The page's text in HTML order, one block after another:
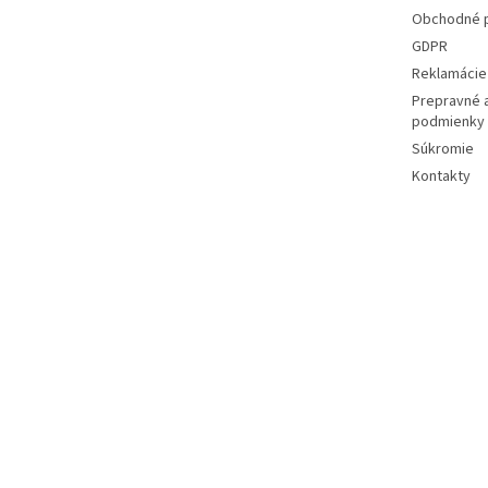
Obchodné
GDPR
Prepravné
podmienky
Súkromie
Kontakty